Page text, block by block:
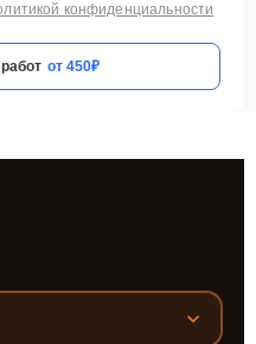
конфиденциальности
от 450₽